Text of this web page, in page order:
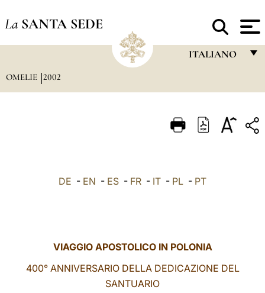
La SANTA SEDE
ITALIANO
ITALIANO
中文
OMELIE 2002
DE - EN - ES - FR - IT - PL - PT
VIAGGIO APOSTOLICO IN POLONIA
400° ANNIVERSARIO DELLA DEDICAZIONE DEL
SANTUARIO